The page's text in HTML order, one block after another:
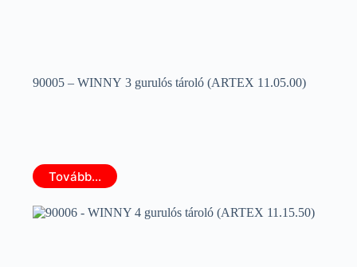
90005 – WINNY 3 gurulós tároló (ARTEX 11.05.00)
Tovább...